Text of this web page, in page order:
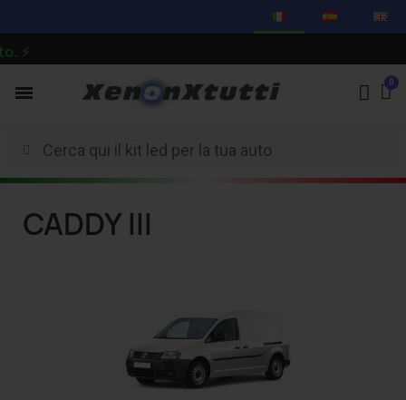
CADDY III